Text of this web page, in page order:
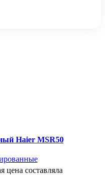
Haier MSR50
цена составляла